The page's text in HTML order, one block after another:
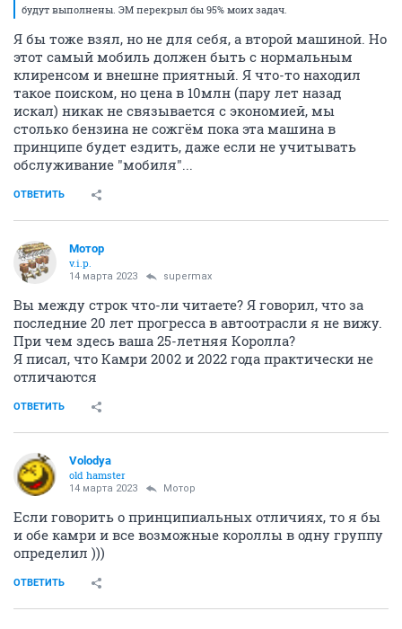
будут выполнены. ЭМ перекрыл бы 95% моих задач.
Я бы тоже взял, но не для себя, а второй машиной. Но
этот самый мобиль должен быть с нормальным
клиренсом и внешне приятный. Я что-то находил
такое поиском, но цена в 10млн (пару лет назад
искал) никак не связывается с экономией, мы
столько бензина не сожгём пока эта машина в
принципе будет ездить, даже если не учитывать
обслуживание "мобиля"...
ОТВЕТИТЬ
Мотор
v.i.p.
14 марта 2023 supermax
Вы между строк что-ли читаете? Я говорил, что за
последние 20 лет прогресса в автоотрасли я не вижу.
При чем здесь ваша 25-летняя Королла?
Я писал, что Камри 2002 и 2022 года практически не
отличаются
ОТВЕТИТЬ
Volodya
old hamster
14 марта 2023 Мотор
Если говорить о принципиальных отличиях, то я бы
и обе камри и все возможные короллы в одну группу
определил )))
ОТВЕТИТЬ